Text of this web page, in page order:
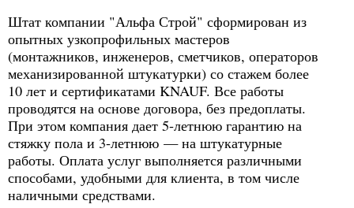
Штат компании "Альфа Строй" сформирован из
опытных узкопрофильных мастеров
(монтажников, инженеров, сметчиков, операторов
механизированной штукатурки) со стажем более
10 лет и сертификатами KNAUF. Все работы
проводятся на основе договора, без предоплаты.
При этом компания дает 5-летнюю гарантию на
стяжку пола и 3-летнюю — на штукатурные
работы. Оплата услуг выполняется различными
способами, удобными для клиента, в том числе
наличными средствами.